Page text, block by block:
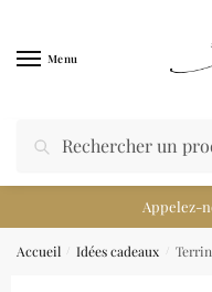
Menu
Appelez-
Accueil Idées cadeaux